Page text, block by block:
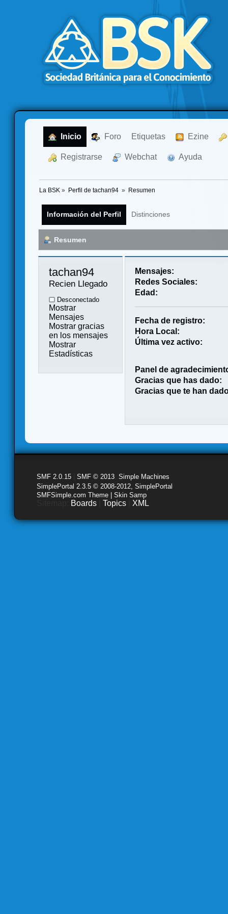
Inicio Foro Etiquetas Ezine
Registrarse Webchat Ayuda
La BSK » Perfil de tachan94 » Resumen
Información del Perfil Distinciones
Resumen
tachan94
Recien Llegado
Desconectado
Mostrar
Mensajes
Mostrar gracias
en los mensajes
Mostrar
Estadísticas
Mensajes:
Redes Sociales:
Edad:
Fecha de registro:
Hora Local:
Última vez activo:
Panel de
Gracias que has dado:
Gracias que te han
SMF 2.0.15 SMF © 2013 Simple Machines
SimplePortal 2.3.5 © 2008-2012, SimplePortal
SMFSimple.com Theme | Skin Samp
Boards Topics XML